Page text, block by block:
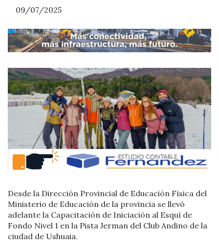
09/07/2025
Desde la Dirección Provincial de Educación Física del
Ministerio de Educación de la provincia se llevó
adelante la Capacitación de Iniciación al Esquí de
Fondo Nivel 1 en la Pista Jerman del Club Andino de la
ciudad de Ushuaia.